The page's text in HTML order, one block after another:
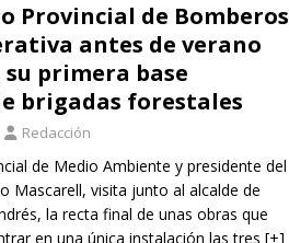
Provincial de Bomberos
antes de verano
su primera base
brigadas forestales
Redacción
de Medio Ambiente y presidente del
Mascarell, visita junto al alcalde de
la recta final de unas obras que
en una única instalación las tres [+]